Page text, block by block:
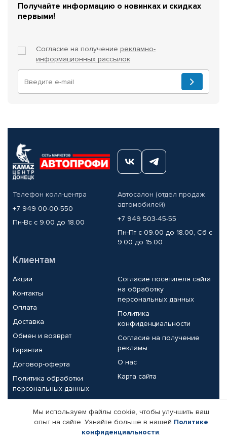
Получайте информацию о новинках и скидках
первыми!
Согласие на получение рекламно-
информационных рассылок
Телефон колл-центра
+7 949 00-00-550
Пн-Вс с 9.00 до 18.00
Автосалон (отдел продаж
автомобилей)
+7 949 503-45-55
Пн-Пт с 09.00 до 18.00, Сб с
9.00 до 15.00
Клиентам
Акции
Контакты
Оплата
Доставка
Обмен и возврат
Гарантия
Договор-оферта
Политика обработки
персональных данных
Согласие посетителя сайта
на обработку
персональных данных
Политика
конфиденциальности
Согласие на получение
рекламы
О нас
Карта сайта
Партнерам
Корпоративным клиентам
Реквизиты компании
Мы используем файлы cookie, чтобы улучшить ваш
опыт на сайте. Узнайте больше в нашей Политике
конфиденциальности.